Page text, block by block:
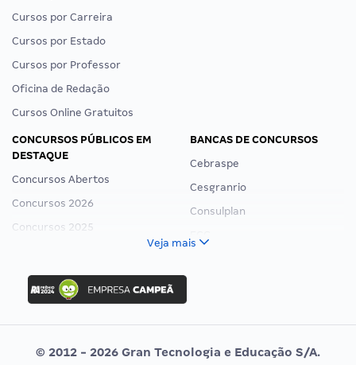
Cursos por Carreira
Cursos por Estado
Cursos por Professor
Oficina de Redação
Cursos Online Gratuitos
CONCURSOS PÚBLICOS EM
DESTAQUE
Concursos Abertos
Concursos 2026
Concursos 2025
Concurso Nacional Unificado
Concurso Ibama
Concurso MPU
Editais publicados
BANCAS DE CONCURSOS
Cebraspe
Cesgranrio
Consulplan
Vunesp
Veja mais
© 2012 - 2026 Gran Tecnologia e Educação S/A.